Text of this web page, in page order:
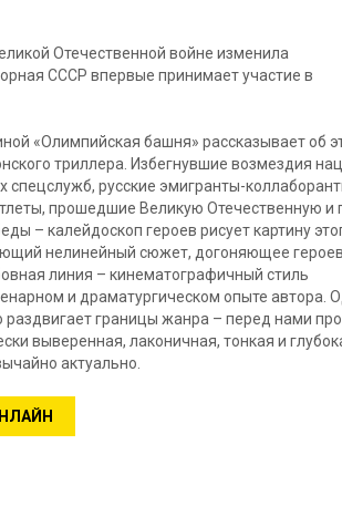
Отечественной войне изменила
СССР впервые принимает участие в
«Олимпийская башня» рассказывает об
триллера. Избегнувшие возмездия
спецслужб, русские эмигранты-
прошедшие Великую Отечественную и
– калейдоскоп героев рисует картину
нелинейный сюжет, догоняющее героев
линия – кинематографичный стиль
и драматургическом опыте автора.
границы жанра – перед нами
выверенная, лаконичная, тонкая и
актуально.